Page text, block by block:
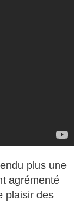
plus une
agrémenté
plaisir des